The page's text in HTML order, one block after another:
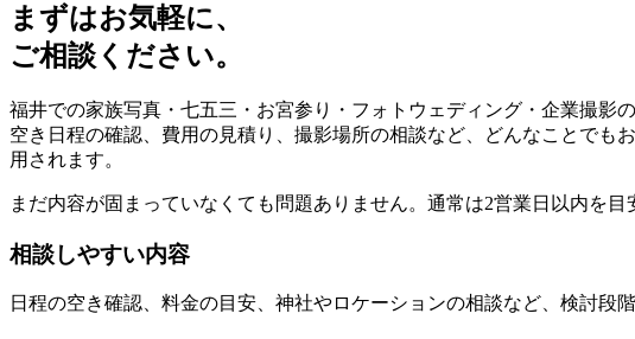
まずはお気軽に、
ご相談ください。
福井での家族写真・七五三・お宮参り・フォトウェディング・企業撮影
空き日程の確認、費用の見積り、撮影場所の相談など、どんなことで
用されます。
まだ内容が固まっていなくても問題ありません。通常は2営業日以内を目
相談しやすい内容
日程の空き確認、料金の目安、神社やロケーションの相談など、検討段